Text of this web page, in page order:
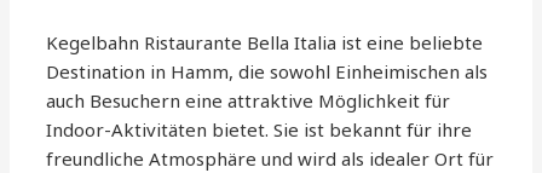
Kegelbahn Ristaurante Bella Italia ist eine beliebte
Destination in Hamm, die sowohl Einheimischen als
auch Besuchern eine attraktive Möglichkeit für
Indoor-Aktivitäten bietet. Sie ist bekannt für ihre
freundliche Atmosphäre und wird als idealer Ort für